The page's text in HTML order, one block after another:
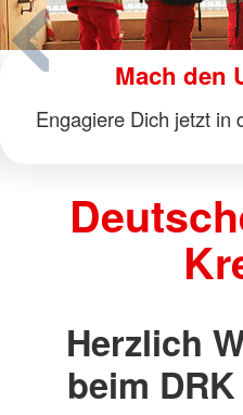
Mach den
Dich jetzt in den
Herzlich
beim